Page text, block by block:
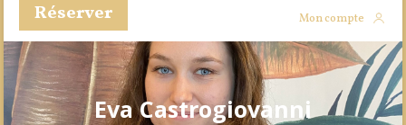
Réserver Mon compte
Eva Castrogiovanni